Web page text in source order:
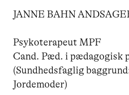
JANNE BAHN
Psykoterapeut MPF
Cand. Pæd. i pædagogisk
(Sundhedsfaglig
Jordemoder)